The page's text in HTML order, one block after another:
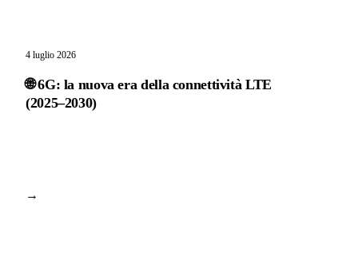
4 luglio 2026
🌐 6G: la nuova era della connettività LTE
(2025–2030)
→